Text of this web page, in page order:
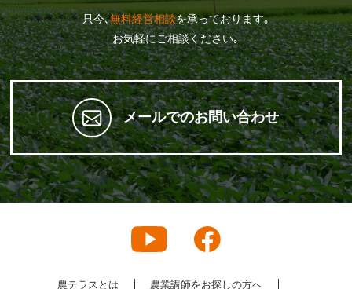
只今､無料経営相談を承っております｡
お気軽にご相談ください｡
メールでのお問い合わせ
農テラスとは 農業講師をお探しの方へ